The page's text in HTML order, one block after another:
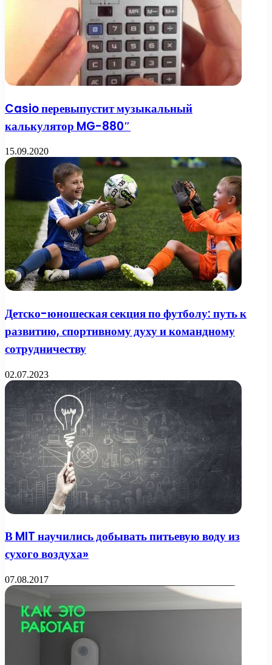
Casio перевыпустит музыкальный
калькулятор MG-880″
15.09.2020
Детско-юношеская секция по футболу: путь к
развитию, спортивному духу и командному
сотрудничеству
02.07.2023
В MIT научились добывать питьевую воду из
сухого воздуха»
07.08.2017